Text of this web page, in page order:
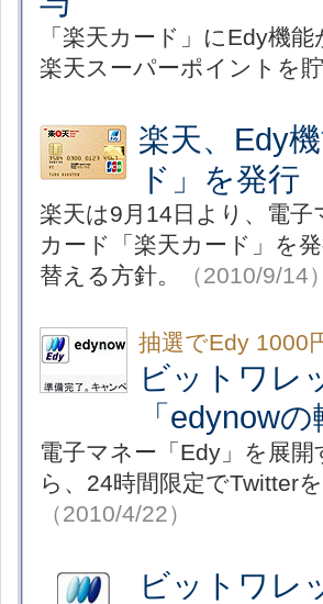
「楽天カード」にEdy機
楽天スーパーポイントを貯
楽天、Edy
ド」を発行
楽天は9月14日より、電
カード「楽天カード」を
替える方針。
（2010/9/14）
抽選でEdy 1000
ビットワレ
「edynow
電子マネー「Edy」を展
ら、24時間限定でTwitter
（2010/4/22）
ビットワレ